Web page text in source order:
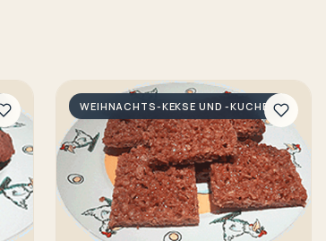
WEIHNACHTS-KEKSE UND -KUCHEN